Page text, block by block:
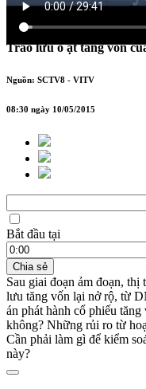
Trào lưu ồ ạt tăng vốn
Nguồn: SCTV8 - VITV
08:30 ngày 10/05/2015
Bắt đầu tại
Chia sẻ
Sau giai đoạn ảm đoạn,
lưu tăng vốn lại nở rộ, từ
án phát hành cổ phiếu
không? Những rủi ro từ
Cần phải làm gì để kiểm
này?